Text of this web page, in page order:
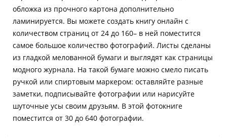
обложка из прочного картона дополнительно
ламинируется. Вы можете создать книгу онлайн с
количеством страниц от 24 до 160– в ней поместится
самое большое количество фотографий. Листы сделаны
из гладкой мелованной бумаги и выглядят как страницы
модного журнала. На такой бумаге можно смело писать
ручкой или спиртовым маркером: оставляйте разные
заметки, подписывайте фотографии или нарисуйте
шуточные усы своим друзьям. В этой фотокниге
поместится от 30 до 640 фотографии.